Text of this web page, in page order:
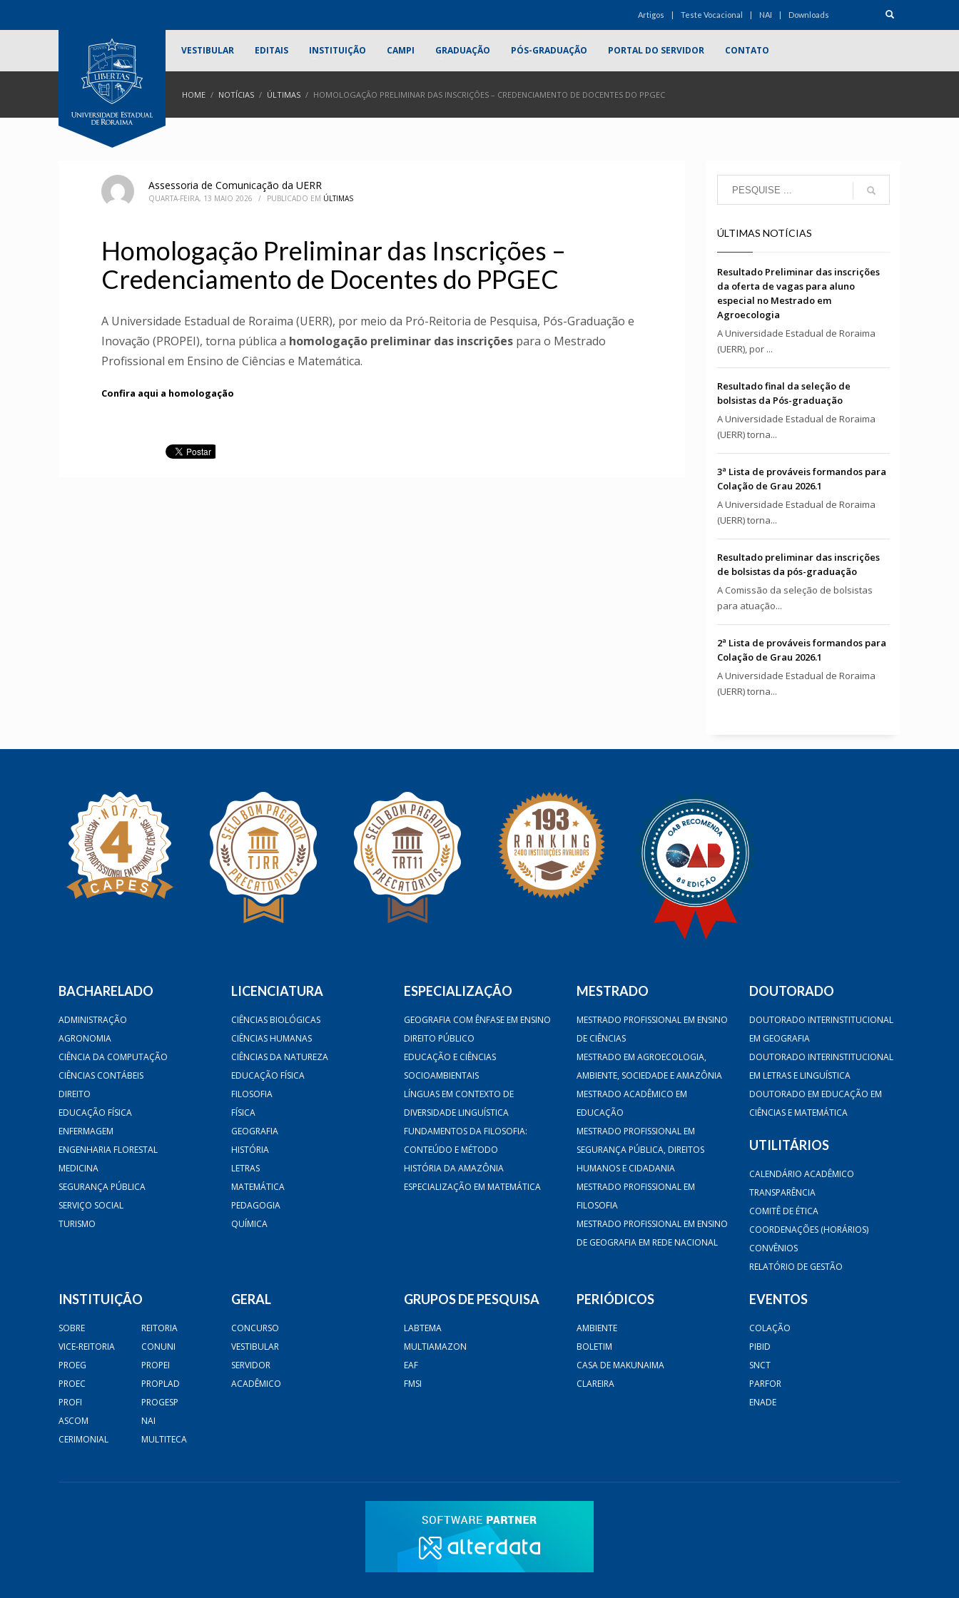
Artigos Teste Vocacional NAI Downloads
VESTIBULAR EDITAIS INSTITUIÇÃO CAMPI GRADUAÇÃO PÓS-GRADUAÇÃO PORTAL DO SERVIDOR CONTATO
HOME NOTÍCIAS ÚLTIMAS HOMOLOGAÇÃO PRELIMINAR DAS INSCRIÇÕES – CREDENCIAMENTO DE DOCENTES DO PPGEC
Assessoria de Comunicação da UERR
QUARTA-FEIRA, 13 MAIO 2026 / PUBLICADO EM ÚLTIMAS
Homologação Preliminar das Inscrições –
Credenciamento de Docentes do PPGEC
A Universidade Estadual de Roraima (UERR), por meio da Pró-Reitoria de Pesquisa, Pós-Graduação e
Inovação (PROPEI), torna pública a homologação preliminar das inscrições para o Mestrado
Profissional em Ensino de Ciências e Matemática.
Confira aqui a homologação
ÚLTIMAS NOTÍCIAS
Resultado Preliminar das inscrições
da oferta de vagas para aluno
especial no Mestrado em
Agroecologia
A Universidade Estadual de Roraima
(UERR), por ...
Resultado final da seleção de
bolsistas da Pós-graduação
A Universidade Estadual de Roraima
(UERR) torna...
3ª Lista de prováveis formandos para
Colação de Grau 2026.1
A Universidade Estadual de Roraima
(UERR) torna...
Resultado preliminar das inscrições
de bolsistas da pós-graduação
A Comissão da seleção de bolsistas
para atuação...
2ª Lista de prováveis formandos para
Colação de Grau 2026.1
A Universidade Estadual de Roraima
(UERR) torna...
BACHARELADO
ADMINISTRAÇÃO
AGRONOMIA
CIÊNCIA DA COMPUTAÇÃO
CIÊNCIAS CONTÁBEIS
DIREITO
EDUCAÇÃO FÍSICA
ENFERMAGEM
ENGENHARIA FLORESTAL
MEDICINA
SEGURANÇA PÚBLICA
SERVIÇO SOCIAL
TURISMO
LICENCIATURA
CIÊNCIAS BIOLÓGICAS
CIÊNCIAS HUMANAS
CIÊNCIAS DA NATUREZA
EDUCAÇÃO FÍSICA
FILOSOFIA
FÍSICA
GEOGRAFIA
HISTÓRIA
LETRAS
MATEMÁTICA
PEDAGOGIA
QUÍMICA
ESPECIALIZAÇÃO
GEOGRAFIA COM ÊNFASE EM ENSINO
DIREITO PÚBLICO
EDUCAÇÃO E CIÊNCIAS
SOCIOAMBIENTAIS
LÍNGUAS EM CONTEXTO DE
DIVERSIDADE LINGUÍSTICA
FUNDAMENTOS DA FILOSOFIA:
CONTEÚDO E MÉTODO
HISTÓRIA DA AMAZÔNIA
ESPECIALIZAÇÃO EM MATEMÁTICA
MESTRADO
MESTRADO PROFISSIONAL EM ENSINO
DE CIÊNCIAS
MESTRADO EM AGROECOLOGIA,
AMBIENTE, SOCIEDADE E AMAZÔNIA
MESTRADO ACADÊMICO EM
EDUCAÇÃO
MESTRADO PROFISSIONAL EM
SEGURANÇA PÚBLICA, DIREITOS
HUMANOS E CIDADANIA
MESTRADO PROFISSIONAL EM
FILOSOFIA
MESTRADO PROFISSIONAL EM ENSINO
DE GEOGRAFIA EM REDE NACIONAL
DOUTORADO
DOUTORADO INTERINSTITUCIONAL
EM GEOGRAFIA
DOUTORADO INTERINSTITUCIONAL
EM LETRAS E LINGUÍSTICA
DOUTORADO EM EDUCAÇÃO EM
CIÊNCIAS E MATEMÁTICA
UTILITÁRIOS
CALENDÁRIO ACADÊMICO
TRANSPARÊNCIA
COMITÊ DE ÉTICA
COORDENAÇÕES (HORÁRIOS)
CONVÊNIOS
RELATÓRIO DE GESTÃO
INSTITUIÇÃO
SOBRE
REITORIA
VICE-REITORIA
CONUNI
PROEG
PROPEI
PROEC
PROPLAD
PROFI
PROGESP
ASCOM
NAI
CERIMONIAL
MULTITECA
GERAL
CONCURSO
VESTIBULAR
SERVIDOR
ACADÊMICO
GRUPOS DE PESQUISA
LABTEMA
MULTIAMAZON
EAF
FMSI
PERIÓDICOS
AMBIENTE
BOLETIM
CASA DE MAKUNAIMA
CLAREIRA
EVENTOS
COLAÇÃO
PIBID
SNCT
PARFOR
ENADE